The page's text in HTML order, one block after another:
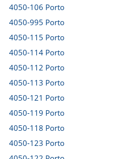
4050-106 Porto
4050-995 Porto
4050-115 Porto
4050-114 Porto
4050-112 Porto
4050-113 Porto
4050-121 Porto
4050-119 Porto
4050-118 Porto
4050-123 Porto